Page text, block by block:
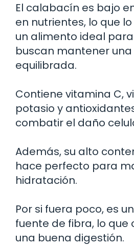
El calabacín es bajo
en nutrientes, lo que
un alimento ideal
buscan mantener
equilibrada.
Contiene vitamina C,
potasio y
combatir el daño
Además, su alto
hace perfecto para
hidratación.
Por si fuera poco, es
fuente de fibra, lo que
una buena digestión.